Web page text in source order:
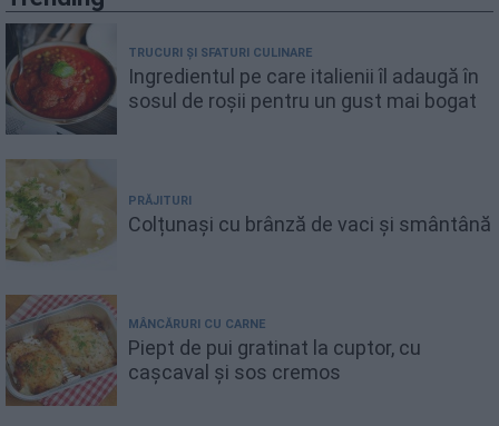
TRUCURI ȘI SFATURI CULINARE
Ingredientul pe care italienii îl adaugă în
sosul de roșii pentru un gust mai bogat
PRĂJITURI
Colțunași cu brânză de vaci și smântână
MÂNCĂRURI CU CARNE
Piept de pui gratinat la cuptor, cu
cașcaval și sos cremos